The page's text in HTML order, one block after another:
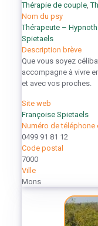
Nom du psy
Thérapeute –
Spietaels
Thérapie de couple,
Description brève
Que vous soyez
accompagne à vivre
et avec vos proches.
Site web
Françoise Spietaels
Numéro de téléphone
0499 91 81 12
Code postal
7000
Ville
Mons